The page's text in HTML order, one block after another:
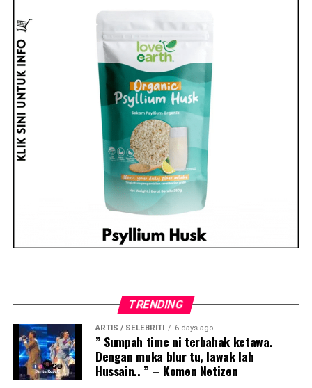
TRENDING
ARTIS / SELEBRITI 6 days ago
” Sumpah time ni terbahak ketawa.
Dengan muka blur tu, lawak lah
Hussain.. ” – Komen Netizen